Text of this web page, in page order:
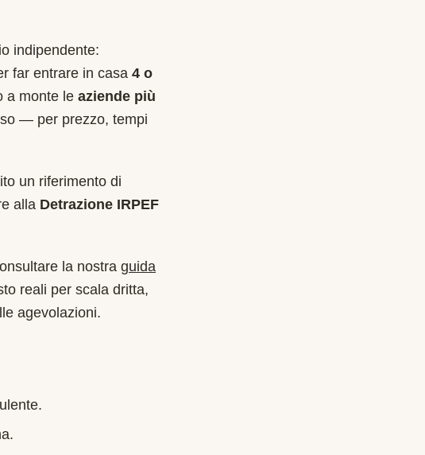
indipendente:
far entrare in casa 4 o
a monte le aziende più
— per prezzo, tempi
un riferimento di
alla Detrazione IRPEF
la nostra guida
reali per scala dritta,
agevolazioni.
.